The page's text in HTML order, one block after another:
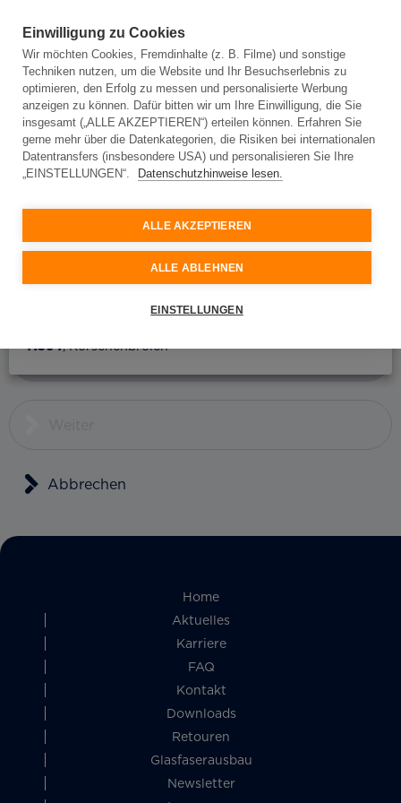
Adresseingabe
Adresseingabe
Glasfaser an Ihrem Standort verfügbar ist.
Hausnummer
Abbrechen
Home
Aktuelles
Karriere
FAQ
Kontakt
Downloads
Retouren
Glasfaserausbau
Newsletter
Einwilligung zu Cookies
Wir möchten Cookies, Fremdinhalte (z. B. Filme) und sonstige
Techniken nutzen, um die Website und Ihr Besuchserlebnis zu
optimieren, den Erfolg zu messen und personalisierte Werbung
anzeigen zu können. Dafür bitten wir um Ihre Einwilligung, die Sie
insgesamt („ALLE AKZEPTIEREN“) erteilen können. Erfahren Sie
gerne mehr über die Datenkategorien, die Risiken bei internationalen
Datentransfers (insbesondere USA) und personalisieren Sie Ihre
„EINSTELLUNGEN“.
Datenschutzhinweise lesen.
ALLE AKZEPTIEREN
ALLE ABLEHNEN
EINSTELLUNGEN
41564, Korschenbroich